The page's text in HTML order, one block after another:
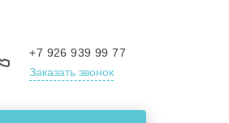
+7 926 939 99 77
Заказать звонок